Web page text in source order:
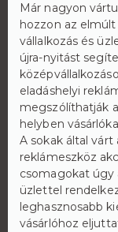
Már nagyon
hozzon az
vállalkozás és
újra-nyitást
eladáshelyi
megszólíthatják
helyben
A sokak által várt
reklámeszköz
csomagokat úgy
üzlettel
leghasznosabb
vásárlóhoz